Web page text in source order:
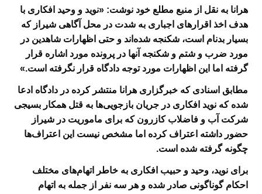
هرانا به نقل از منبع مطلع خود نوشت: «نوید و وحید افکاری با
هدف اخذ اقرارهای اجباری به شدت در محل آگاهی شیراز که
بسیار بدنام است، شکنجه شده‌اند و حتی اظهارات شاهدین در
مورد ضرب و شتم و شکنجه آنها در پرونده مورد اشاره قرار
گرفته اما این اظهارات مورد توجه دادگاه قرار نگرفته است.»
مطابق اسنادی که خبرگزاری هرانا منتشر کرده در دادگاه ادعا
شده که نوید افکاری در جریان بازجویی‌ها به قتل همکار بسیجی
شرکت آب و فاضلاب کازرون که برای ماموریت در شیراز
حضور داشته اعتراف کرده اما مشخص نیست این اعتراف‌ها
چگونه گرفته شده است.
برای نوید، وحید و حبیب افکاری به خاطر اتهام‌های مختلف
احکام گوناگونی صادر شده و هر سه نفر از جمله به اتهام